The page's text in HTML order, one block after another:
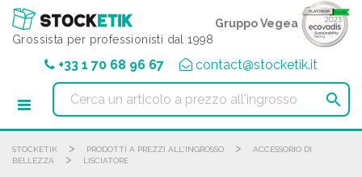
Grossista per professionisti dal 1998
Gruppo Vegea
+33 1 70 68 96 67 contact@stocketik.it

STOCKETIK > PRODOTTI A PREZZI ALL'INGROSSO >
ACCESSORIO DI
BELLEZZA
> LISCIATORE
Pannello di gestione dei cookies